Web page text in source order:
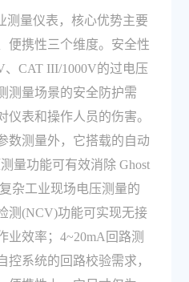
测量仪表，核心优势主要
便携性三个维度。安全性
、CAT III/1000V的过电压
测量场景的安全防护需
仪表和操作人员的伤害。
数测量外，它搭载的自动
量功能可有效消除 Ghost
杂工业现场电压测量的
测(NCV)功能可实现无接
业效率；4~20mA回路测
控系统的回路校验需求，